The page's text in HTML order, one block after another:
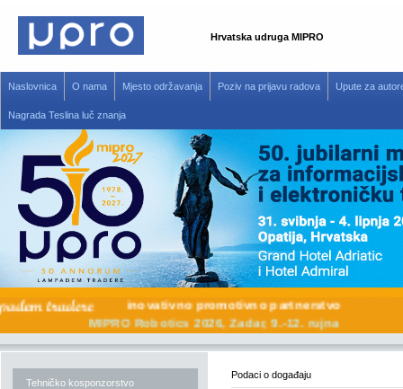
Hrvatska udruga MIPRO
Naslovnica O nama Mjesto održavanja Poziv na prijavu radova Upute za
Nagrada Teslina luč znanja
inovativno promotivno partnerstvo
MIPRO Robotics 2026, Zadar, 9.-12. rujna
Tehničko kosponzorstvo
Podaci o događaju